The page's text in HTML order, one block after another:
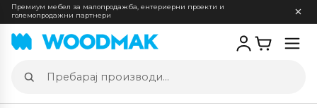
Премиум мебел за малопродажба, ентериерни проекти и
големопродажни партнери
Пребарај
производи